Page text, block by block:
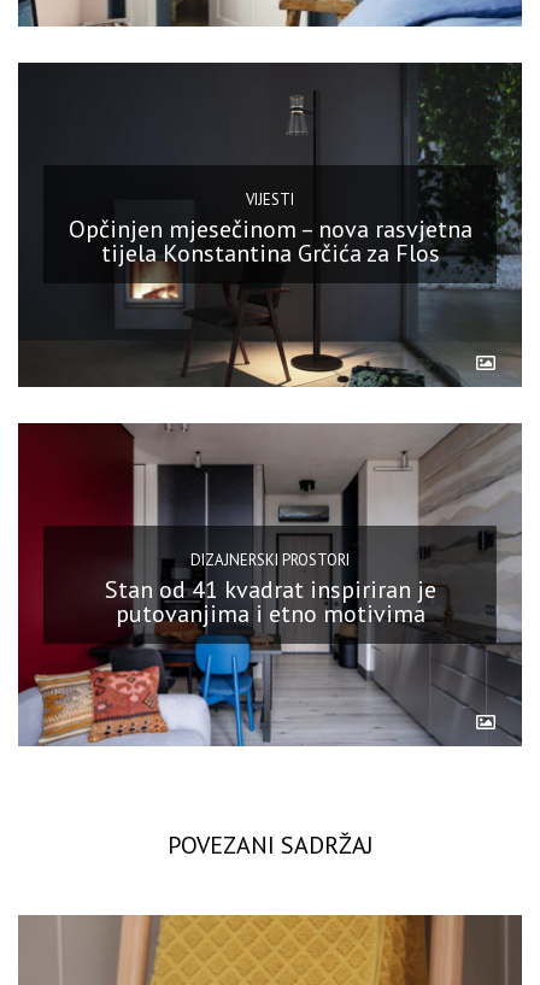
VIJESTI
Opčinjen mjesečinom – nova rasvjetna
tijela Konstantina Grčića za Flos
DIZAJNERSKI PROSTORI
Stan od 41 kvadrat inspiriran je
putovanjima i etno motivima
POVEZANI SADRŽAJ